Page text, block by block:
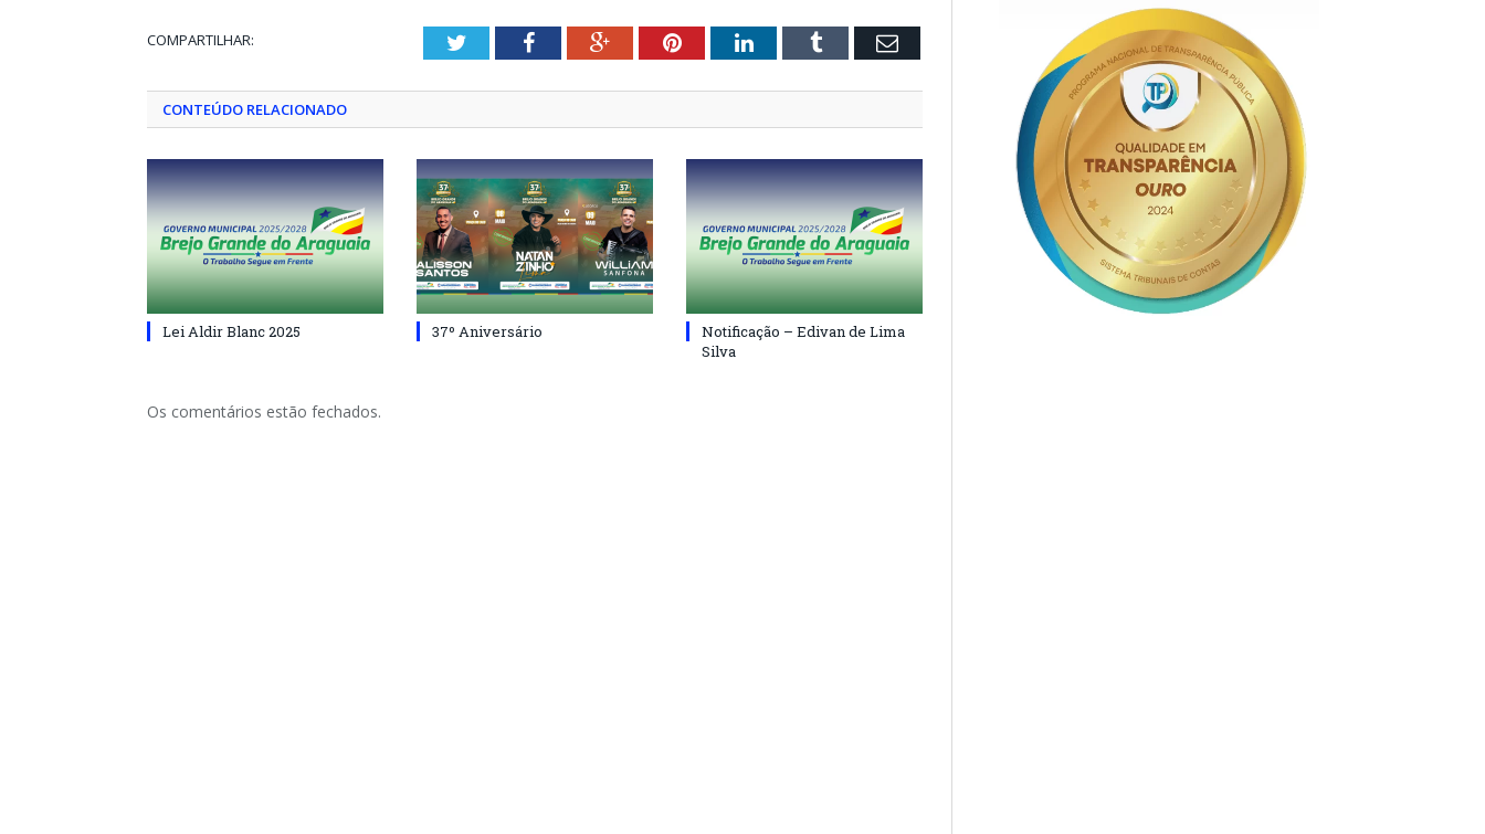
COMPARTILHAR: TwitterFacebookGoogle+PinterestLinkedInTumblr Email
CONTEÚDO RELACIONADO
Lei Aldir Blanc 2025 37º Aniversário
Notificação – Edivan de Lima
Silva
Os comentários estão fechados.